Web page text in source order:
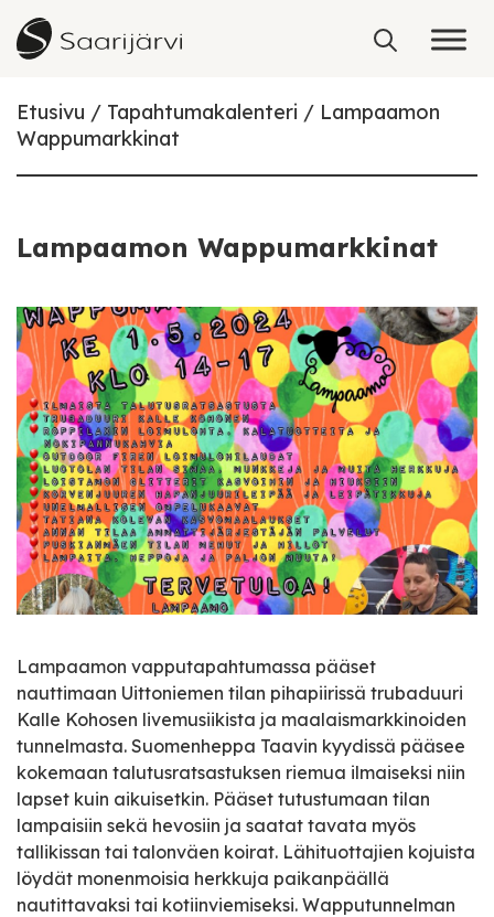
Skip to content
Etusivu Tapahtumakalenteri
Lampaamon
Wappumarkkinat
Lampaamon Wappumarkkinat
Lampaamon vapputapahtumassa pääset
nauttimaan Uittoniemen tilan pihapiirissä trubaduuri
Kalle Kohosen livemusiikista ja maalaismarkkinoiden
tunnelmasta. Suomenheppa Taavin kyydissä pääsee
kokemaan talutusratsastuksen riemua ilmaiseksi niin
lapset kuin aikuisetkin. Pääset tutustumaan tilan
lampaisiin sekä hevosiin ja saatat tavata myös
tallikissan tai talonväen koirat. Lähituottajien kojuista
löydät monenmoisia herkkuja paikanpäällä
nautittavaksi tai kotiinviemiseksi. Wapputunnelman